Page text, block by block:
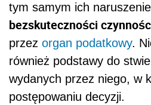
tym samym ich
bezskuteczności
przez organ podatkowy.
również podstawy do
wydanych przez niego, w
postępowaniu decyzji.